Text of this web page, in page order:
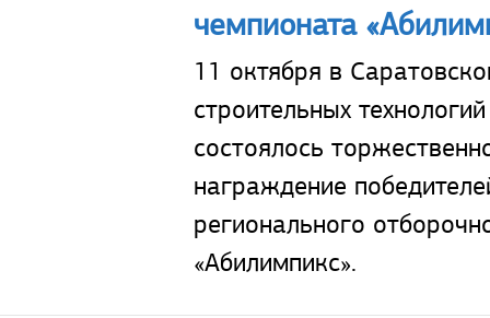
чемпионата
11 октября в
строительных
состоялось
награждение
регионального
«Абилимпикс».